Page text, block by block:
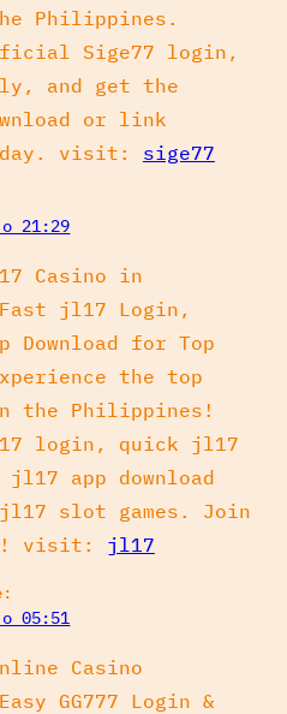
Philippines.
Sige77 login,
and get the
or link
visit: sige77
21:29
Casino in
jl17 Login,
Download for Top
the top
the Philippines!
login, quick jl17
app download
slot games. Join
visit: jl17
05:51
Casino
GG777 Login &